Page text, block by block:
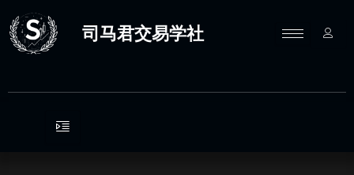
至
内
司马君交易学社